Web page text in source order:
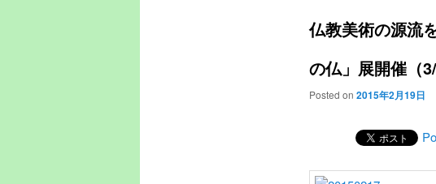
仏教美術の源流
の仏」展開催（
Posted on 2015年2月19日